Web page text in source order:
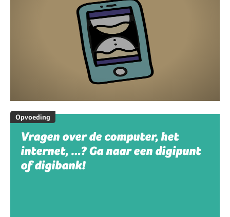
Opvoeding
Vragen over de computer, het
internet, …? Ga naar een digipunt
of digibank!